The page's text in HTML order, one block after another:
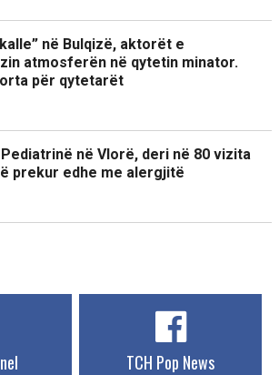
në Bulqizë, aktorët e
atmosferën në qytetin minator.
për qytetarët
në Vlorë, deri në 80 vizita
prekur edhe me alergjitë
TCH Pop News